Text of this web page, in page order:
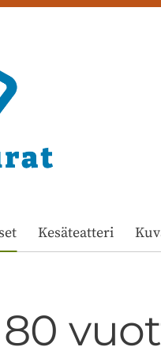
Kesäteatteri